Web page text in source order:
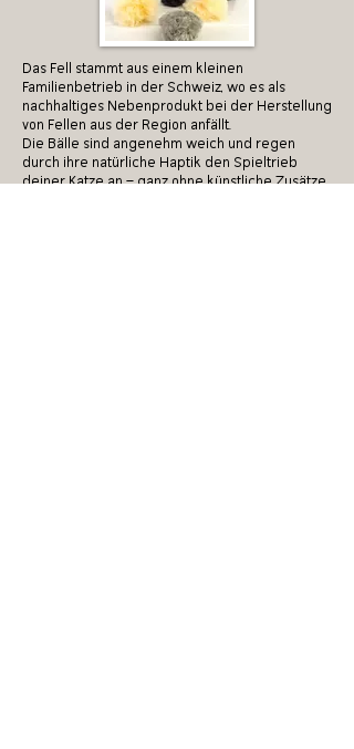
Das Fell stammt aus einem kleinen
Familienbetrieb in der Schweiz, wo es als
nachhaltiges Nebenprodukt bei der Herstellung
von Fellen aus der Region anfällt.
Die Bälle sind angenehm weich und regen
durch ihre natürliche Haptik den Spieltrieb
deiner Katze an – ganz ohne künstliche Zusätze.